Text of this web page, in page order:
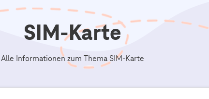
SIM-Karte
Alle Informationen zum Thema SIM-Karte